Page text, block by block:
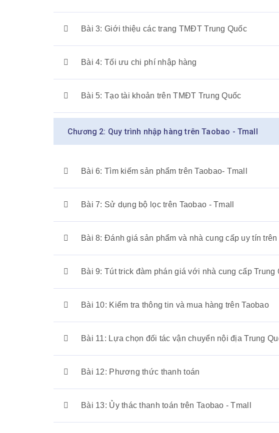
Bài 3: Giới thiệu các trang TMĐT Trung Quốc
Bài 4: Tối ưu chi phí nhập hàng
Bài 5: Tạo tài khoản trên TMĐT Trung Quốc
Chương 2: Quy trình nhập hàng trên Taobao - Tmall
Bài 6: Tìm kiếm sản phẩm trên Taobao- Tmall
Bài 7: Sử dụng bộ lọc trên Taobao - Tmall
Bài 8: Đánh giá sản phẩm và nhà cung cấp uy tín trên
Bài 9: Tút trick đàm phán giá với nhà cung cấp Trung
Bài 10: Kiểm tra thông tin và mua hàng trên Taobao
Bài 11: Lựa chọn đối tác vận chuyển nội địa Trung
Bài 12: Phương thức thanh toán
Bài 13: Ủy thác thanh toán trên Taobao - Tmall